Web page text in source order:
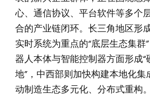
心、通信协议、平台软件等多个
合的产业链闭环。长三角地区形
实时系统为重点的“底层生态集群
器人本体与智能控制器方面形成“
地”，中西部则加快构建本地化
动制造生态多元化、分布式重构。